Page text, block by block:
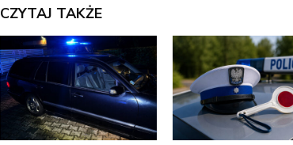
CZYTAJ TAKŻE